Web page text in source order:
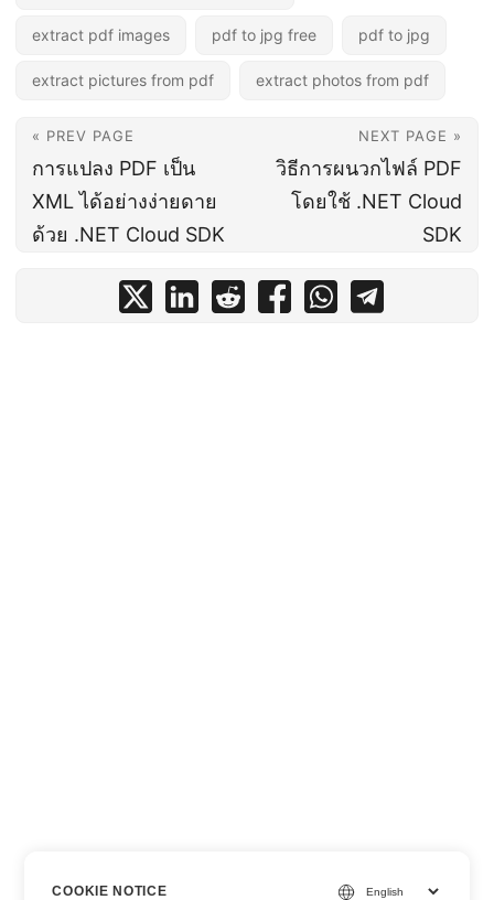
extract pdf images pdf to jpg free pdf to jpg
extract pictures from pdf extract photos from pdf
« PREV PAGE
การแปลง PDF เป็น
XML ได้อย่างง่ายดาย
ด้วย .NET Cloud SDK
NEXT PAGE »
วิธีการผนวกไฟล์ PDF
โดยใช้ .NET Cloud
SDK
COOKIE NOTICE